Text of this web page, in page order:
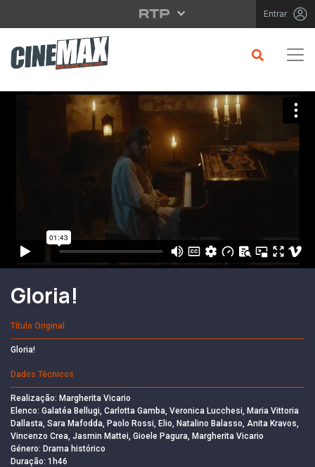
Saltar para o conteúdo principal Entrar
Filme em Cartaz
Gloria!
Título Original
Gloria!
Dados Técnicos
Realização: Margherita Vicario
Elenco: Galatéa Bellugi, Carlotta Gamba, Veronica Lucchesi, Maria Vittoria
Dallasta, Sara Mafodda, Paolo Rossi, Elio, Natalino Balasso, Anita Kravos,
Vincenzo Crea, Jasmin Mattei, Gioele Pagura, Margherita Vicario
Género: Drama histórico
Duração: 1h46